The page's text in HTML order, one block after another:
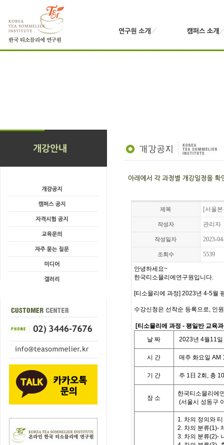
제목 [서울
작성자 관리자
작성일자 2023-
조회수 5539
안녕하세요~
한국티소믈리에연구원입니다.
[티소믈리에 과정] 2023년 4-5월
수강신청은 선착순 등록으로, 인
[티소믈리에 과정 - 평일반 교육
날 짜 2023년 4월11일
시 간 매주 화요일 AM
기 간 주 1 日 2회 , 총 10
장 소
한국티소믈리에
(서울시 성동구
1. 차의 정의와
2. 차의 분류(1)-
3. 차의 분류(2)-